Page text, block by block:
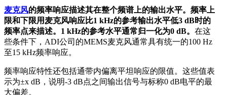
麦克风的频率响应描述其在整个频谱上的输出水平。频率上
限和下限用麦克风响应比1 kHz的参考输出水平低3 dB时的
频率点来描述。1 kHz的参考水平通常归一化为0 dB。 在这
些条件下，ADI公司的MEMS麦克风通常具有统一的100 Hz
至15 kHz频率响应。
频率响应特性还包括通带内偏离平坦响应的限值。这些值表
示为±x dB，说明-3 dB点之间输出信号与标称0 dB电平的最
大偏差。